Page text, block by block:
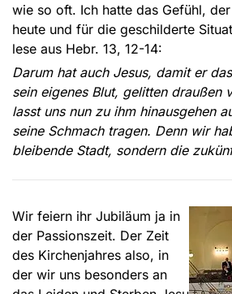
wie so oft. Ich hatte das Gefühl,
heute und für die geschilderte
lese aus Hebr. 13, 12-14:
Darum hat auch Jesus, damit er
sein eigenes Blut, gelitten draußen
lasst uns nun zu ihm hinausgehen
seine Schmach tragen. Denn wir
bleibende Stadt, sondern die
Wir feiern ihr Jubiläum ja in
der Passionszeit. Der Zeit
des Kirchenjahres also, in
der wir uns besonders an